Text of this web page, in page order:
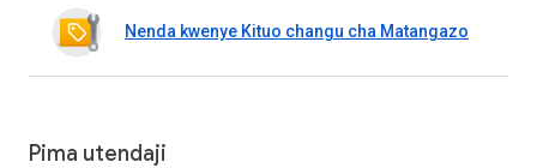
Nenda kwenye Kituo changu cha Matangazo
Pima utendaji